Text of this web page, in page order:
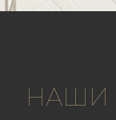
НАШИ